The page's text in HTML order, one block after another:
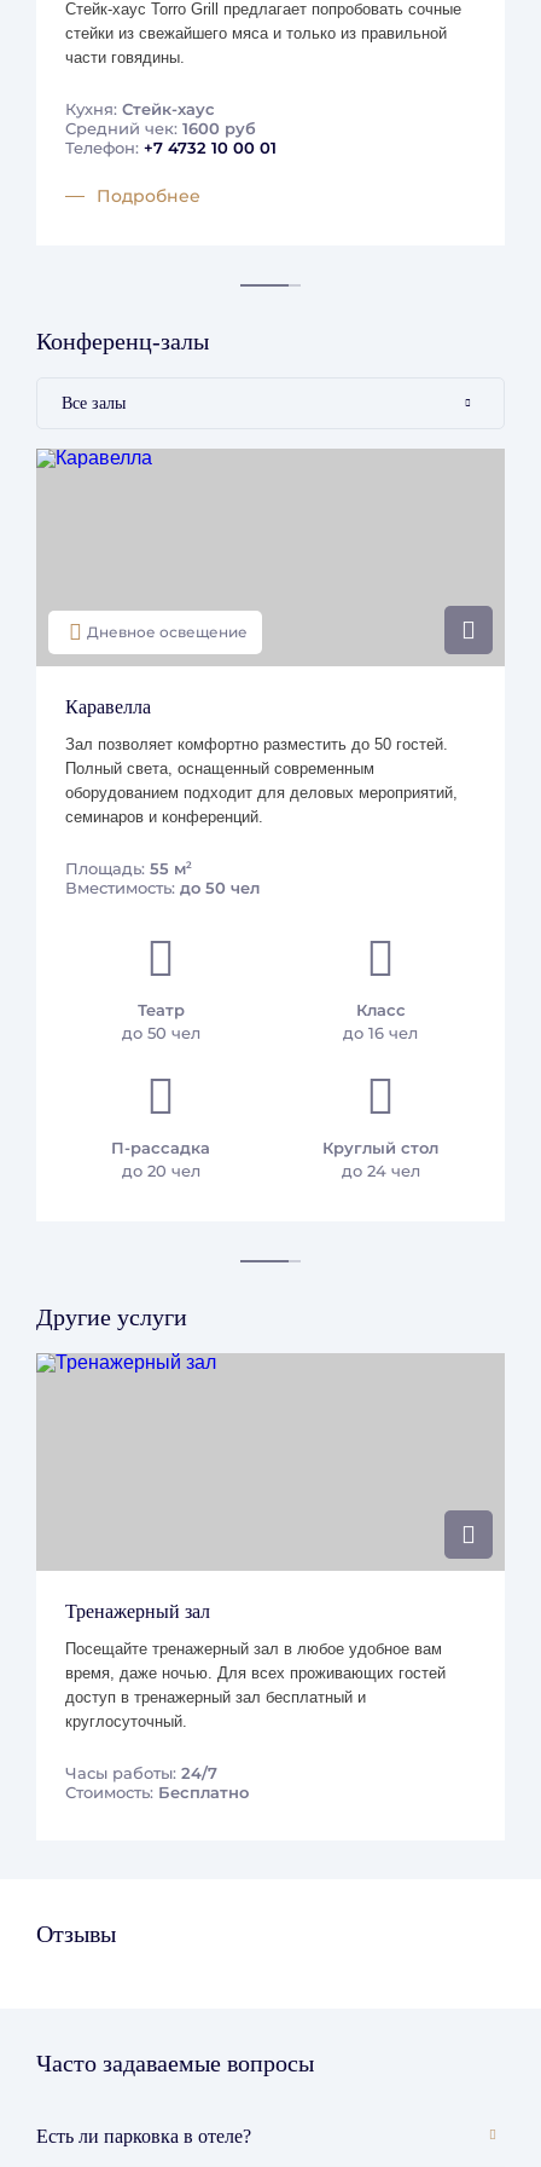
выезда до 12:00;
Дополнительные места и размещение детей
Детские кроватки - комплиментарно.
Дополнительное место (раскладушка) - 1000 рублей в
старше 12 лет стоимость завтрака - 1000 рублей.
Тренажерный зал
Платные услуги
Room Service 24 часа
Лобби-бар
Питание
втором этаже отеля с 6:30 до 10:30 в будни и до 11:00
Обед и ужин в ресторане Torro Grill на втором этаже
или в ресторане Гранат на первом этаже. Средний чек
– 1500 рублей.
Оплата за размещение - 1500 рублей в сутки.
Правовая информация
Свидетельство о постановке на налоговый учет
Стейк-хаус Torro Grill предлагает попробовать сочные
стейки из свежайшего мяса и только из правильной
части говядины.
Кухня: Стейк-хаус
Средний чек: 1600 руб
Телефон: +7 4732 10 00 01
Подробнее
Конференц-залы
Все залы
Дневное освещение
Каравелла
Зал позволяет комфортно разместить до 50 гостей.
Полный света, оснащенный современным
оборудованием подходит для деловых мероприятий,
семинаров и конференций.
Площадь: 55 м2
Вместимость: до 50 чел
Театр
до 50 чел
Класс
до 16 чел
П-рассадка
до 20 чел
Круглый стол
до 24 чел
Другие услуги
Тренажерный зал
Посещайте тренажерный зал в любое удобное вам
время, даже ночью. Для всех проживающих гостей
доступ в тренажерный зал бесплатный и
круглосуточный.
Часы работы: 24/7
Стоимость: Бесплатно
Отзывы
Часто задаваемые вопросы
Есть ли парковка в отеле?